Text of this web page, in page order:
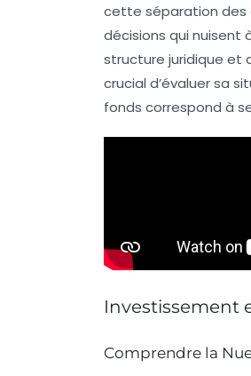
cette séparation des
décisions qui nuisent
structure juridique et
crucial d’évaluer sa
fonds correspond à
Investissement
Comprendre la